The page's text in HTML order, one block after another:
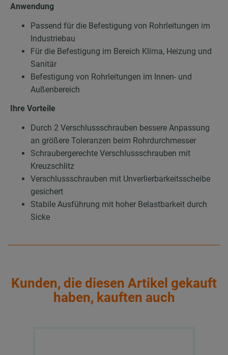
Anwendung
Passend für die Befestigung von Rohrleitungen im
Industriebau
Für die Befestigung im Bereich Klima, Heizung und
Sanitär
Befestigung von Rohrleitungen im Innen- und
Außenbereich
Ihre Vorteile
Durch 2 Verschlussschrauben bessere Anpassung
an größere Toleranzen beim Rohrdurchmesser
Schraubergerechte Verschlussschrauben mit
Kreuzschlitz
Verschlussschrauben mit Unverlierbarkeitsscheibe
gesichert
Stabile Ausführung mit hoher Belastbarkeit durch
Sicke
Kunden, die diesen Artikel gekauft
haben, kauften auch